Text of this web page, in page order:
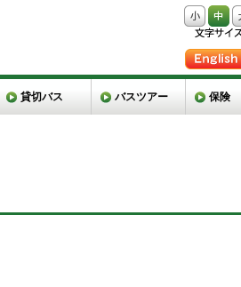
貸切バス バスツアー 保険